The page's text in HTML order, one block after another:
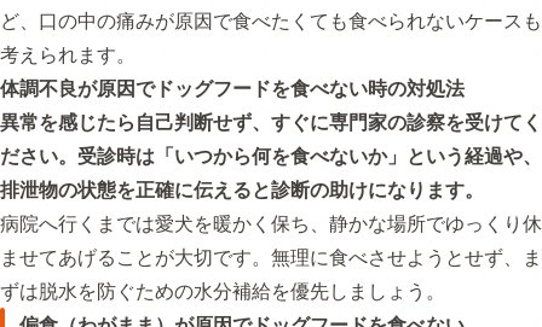
ど、口の中の痛みが原因で食べたくても食べられないケースも
考えられます。
体調不良が原因でドッグフードを食べない時の対処法
異常を感じたら自己判断せず、すぐに専門家の診察を受けてく
ださい。受診時は「いつから何を食べないか」という経過や、
排泄物の状態を正確に伝えると診断の助けになります。
病院へ行くまでは愛犬を暖かく保ち、静かな場所でゆっくり休
ませてあげることが大切です。無理に食べさせようとせず、ま
ずは脱水を防ぐための水分補給を優先しましょう。